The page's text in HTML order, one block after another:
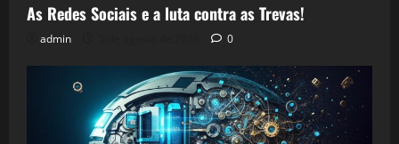
As Redes Sociais e a luta contra as Trevas!
admin 0